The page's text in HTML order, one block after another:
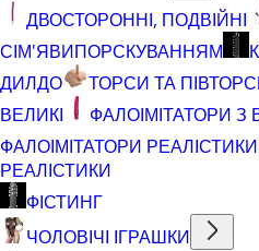
ДВОСТОРОННІ, ПОДВІЙНІ
СІМ'ЯВИПОРСКУВАННЯМ
ДИЛДО
ТОРСИ ТА
ВЕЛИКІ
ФАЛОІМІТАТОРИ З
ФАЛОІМІТАТОРИ РЕАЛІСТИКИ
РЕАЛІСТИКИ
ФІСТИНГ
ЧОЛОВІЧІ ІГРАШКИ